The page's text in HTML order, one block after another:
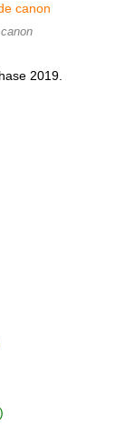
2019.